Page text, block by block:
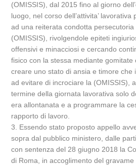
(OMISSIS), dal 2015 fino al giorno
luogo, nel corso dell’attivita’ lavorativa
ad una reiterata condotta persecutoria
(OMISSIS), rivolgendole epiteti
offensivi e minacciosi e cercando
fisico con la stessa mediante gomitate
creare uno stato di ansia e timore che
ad evitare di incrociare la (OMISSIS),
termine della giornata lavorativa solo
era allontanata e a programmare la
rapporto di lavoro.
3. Essendo stato proposto appello
sopra dal pubblico ministero, dalle parti
con sentenza del 28 giugno 2018 la
di Roma, in accoglimento del gravame